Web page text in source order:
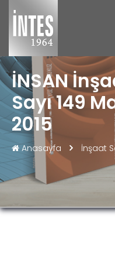
İNSAN
Sayı 149
2015
Anasayfa İnşaat